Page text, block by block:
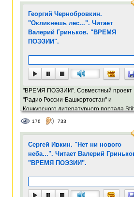
Георгий Чернобровкин.
"Окликнешь лес...". Читает
Валерий Гриньков. "ВРЕМЯ
ПОЭЗИИ".
"ВРЕМЯ ПОЭЗИИ". Совместный проект
"Радио России-Башкортостан" и
Конкурсного литературного портала
176 733
Сергей Ивкин. "Нет ни нового
неба...". Читает Валерий
"ВРЕМЯ ПОЭЗИИ".